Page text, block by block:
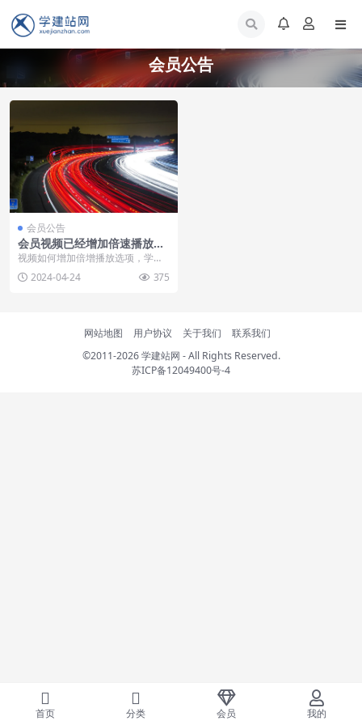
会员公告
会员公告
会员视频已经增加倍速播放模
式
视频如何增加倍增播放选项，学建
站网会员服务提升~
2024-04-24 375
网站地图 用户协议 关于我们
联系我们
©2011-2026学建站网 - All Rights Reserved.
苏ICP备12049400号-4
首页 分类 会员 我的